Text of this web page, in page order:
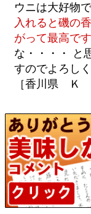
ウニは大好物
入れると磯の
がって最高です
な・・・・ と
すのでよろし
［香川県 Ｋ